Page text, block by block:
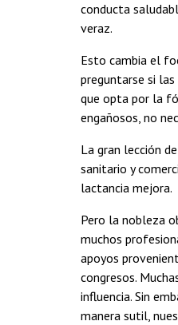
conducta
veraz.
Esto cambia el
preguntarse si
que opta por la
engañosos, no
La gran lección
sanitario y
lactancia mejora.
Pero la nobleza
muchos
apoyos
congresos.
influencia. Sin
manera sutil,